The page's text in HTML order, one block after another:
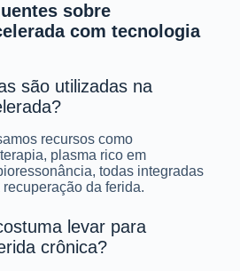
sobre
com tecnologia
são utilizadas na
recursos como
plasma rico em
todas integradas
da ferida.
levar para
crônica?